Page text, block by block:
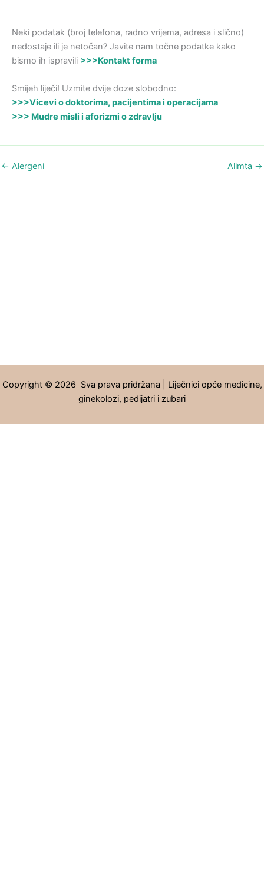
Neki podatak (broj telefona, radno vrijema, adresa i slično)
nedostaje ili je netočan? Javite nam točne podatke kako
bismo ih ispravili >>>Kontakt forma
Smijeh liječi! Uzmite dvije doze slobodno:
>>>Vicevi o doktorima, pacijentima i operacijama
>>> Mudre misli i aforizmi o zdravlju
← Alergeni Alimta →
Copyright © 2026 Sva prava pridržana | Liječnici opće medicine,
ginekolozi, pedijatri i zubari